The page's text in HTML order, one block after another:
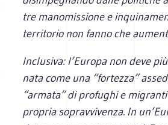
tre mano­mis­sione e
ter­ri­to­rio non fanno che
Inclu­siva: l’Europa non deve
nata come una “for­tezza”
“armata” di pro­fu­ghi e
pro­pria soprav­vi­venza. In